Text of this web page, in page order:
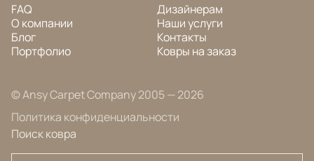
FAQ
О компании
Блог
Портфолио
Дизайнерам
Наши услуги
Контакты
Ковры на заказ
© Ansy Carpet Company 2005 — 2026
Политика конфиденциальности
Поиск ковра